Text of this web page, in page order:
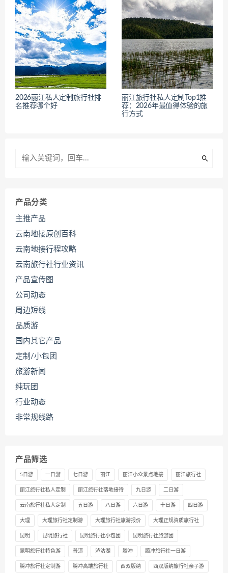
2026丽江私人定制旅行社排
名推荐哪个好
丽江旅行社私人定制Top1推
荐：2026年最值得体验的旅
行方式
产品分类
主推产品
云南地接原创百科
云南地接行程攻略
云南旅行社行业资讯
产品宣传图
公司动态
周边短线
品质游
国内其它产品
定制/小包团
旅游新闻
纯玩团
行业动态
非常规线路
产品筛选
5日游 一日游 七日游 丽江 丽江小众景点地接 丽江旅行社
丽江旅行社私人定制 丽江旅行社落地接待 九日游 二日游
云南旅行社私人定制 五日游 八日游 六日游 十日游 四日游
大理 大理旅行社定制游 大理旅行社旅游报价 大理正规资质旅行社
昆明 昆明旅行社 昆明旅行社小包团 昆明旅行社旅游团
昆明旅行社特色游 普洱 泸沽湖 腾冲 腾冲旅行社一日游
腾冲旅行社定制游 腾冲高端旅行社 西双版纳 西双版纳旅行社亲子游